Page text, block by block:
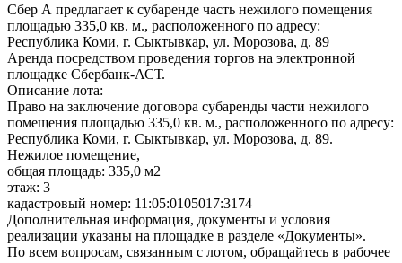
Сбер А предлагает к субаренде часть нежилого помещения
площадью 335,0 кв. м., расположенного по адресу:
Республика Коми, г. Сыктывкар, ул. Морозова, д. 89
Аренда посредством проведения торгов на электронной
площадке Сбербанк-АСТ.
Описание лота:
Право на заключение договора субаренды части нежилого
помещения площадью 335,0 кв. м., расположенного по адресу:
Республика Коми, г. Сыктывкар, ул. Морозова, д. 89.
Нежилое помещение,
общая площадь: 335,0 м2
этаж: 3
кадастровый номер: 11:05:0105017:3174
Дополнительная информация, документы и условия
реализации указаны на площадке в разделе «Документы».
По всем вопросам, связанным с лотом, обращайтесь в рабочее